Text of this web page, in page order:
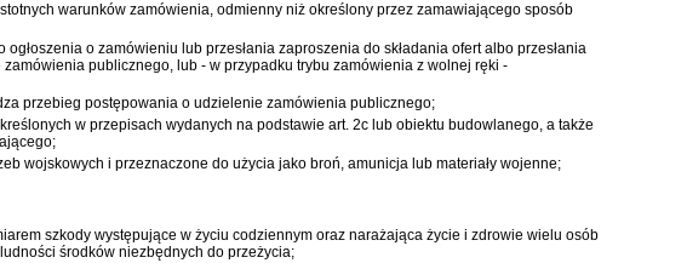
warunków zamówienia, odmienny niż określony przez zamawiającego sposób
o zamówieniu lub przesłania zaproszenia do składania ofert albo przesłania
publicznego, lub - w przypadku trybu zamówienia z wolnej ręki -
przebieg postępowania o udzielenie zamówienia publicznego;
w przepisach wydanych na podstawie art. 2c lub obiektu budowlanego, a także
wojskowych i przeznaczone do użycia jako broń, amunicja lub materiały wojenne;
szkody występujące w życiu codziennym oraz narażająca życie i zdrowie wielu osób
środków niezbędnych do przeżycia;